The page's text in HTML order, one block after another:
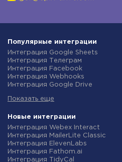
Популярные интеграции
Интеграция Google Sheets
Интеграция Телеграм
Интеграция Facebook
Интеграция Webhooks
Интеграция Google Drive
Интеграция Gmail
Интеграция Новая Почта
Интеграция Binotel
Интеграция OpenAI (ChatGPT)
Интеграция Prom
Интеграция Приват24
Интеграция OLX
Показать еще
Новые интеграции
Интеграция Webex Interact
Интеграция MailerLite Classic
Интеграция ElevenLabs
Интеграция Fathom.ai
Интеграция TidyCal